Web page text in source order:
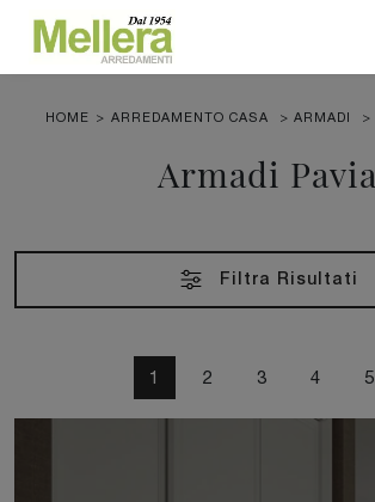
HOME > ARREDAMENTO CASA > ARMADI >
Armadi Pavia
Filtra Risultati
1 2 3 4 5